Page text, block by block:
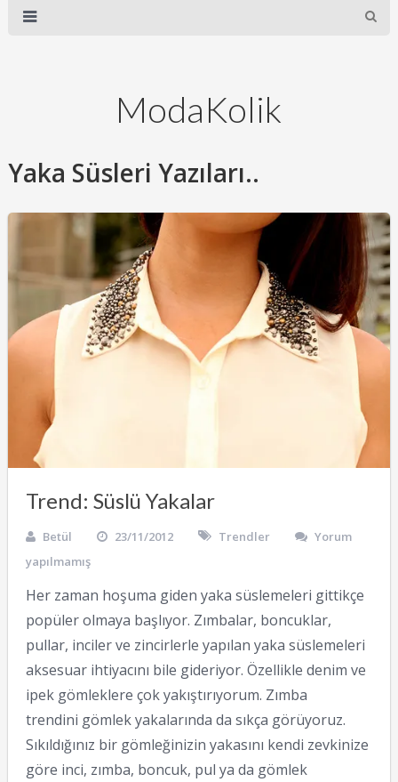
ModaKolik
Yaka Süsleri Yazıları..
Trend: Süslü Yakalar
Betül 23/11/2012 Trendler
Yorum
yapılmamış
Her zaman hoşuma giden yaka süslemeleri gittikçe
popüler olmaya başlıyor. Zımbalar, boncuklar,
pullar, inciler ve zincirlerle yapılan yaka süslemeleri
aksesuar ihtiyacını bile gideriyor. Özellikle denim ve
ipek gömleklere çok yakıştırıyorum. Zımba
trendini gömlek yakalarında da sıkça görüyoruz.
Sıkıldığınız bir gömleğinizin yakasını kendi zevkinize
göre inci, zımba, boncuk, pul ya da gömlek